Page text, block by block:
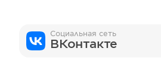
Социальная сеть
ВКонтакте